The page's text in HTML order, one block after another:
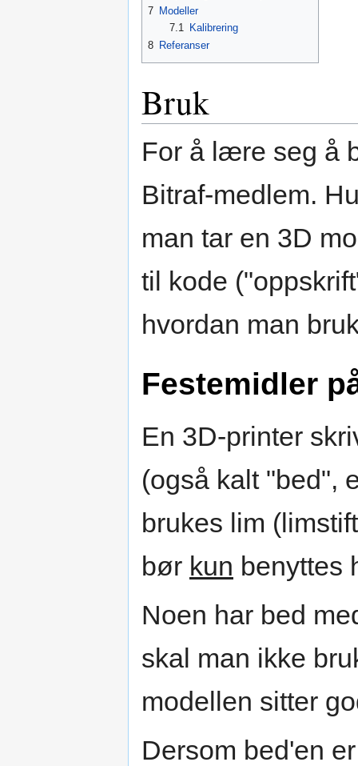
7 Modeller
7.1
Kalibrering
8 Referanser
Bruk
For å lære seg å
Bitraf-medlem.
man tar en 3D
til kode
hvordan man
Festemidler
En 3D-printer
(også kalt "bed",
brukes lim
bør kun benyttes
Noen har bed
skal man ikke
modellen sitter
Dersom bed'en